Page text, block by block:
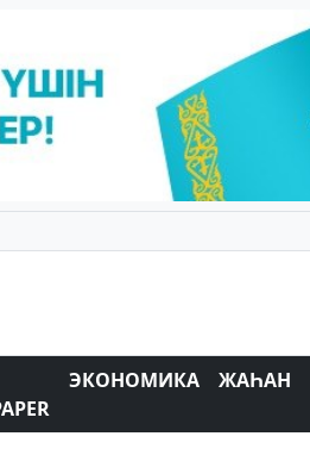
ЭКОНОМИКА ЖАҺАН